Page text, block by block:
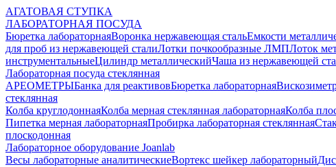
АГАТОВАЯ СТУПКА
ЛАБОРАТОРНАЯ ПОСУДА
Бюретка лабораторнаяВоронка нержавеющая стальЕмкости
для проб из нержавеющей сталиЛотки почкообразные ЛМПЛоток
инструментальныеЦилиндр металлическийЧаша из нержавеющей
Лабораторная посуда стеклянная
АРЕОМЕТРЫБанка для реактивовБюретка лабораторная
стеклянная
Колба круглодоннаяКолба мерная стеклянная лабораторнаяКолба
Пипетка мерная лабораторнаяПробирка лабораторная стеклянная
плоскодонная
Лабораторное оборудование Joanlab
Весы лабораторные аналитическиеВортекс шейкер лабораторный